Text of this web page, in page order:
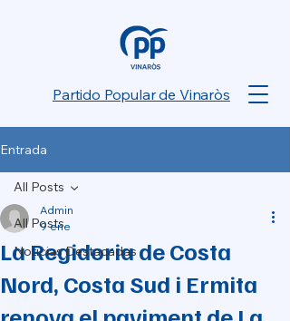
Partido Popular de Vinaròs
Entrada
All Posts
Noticias Destacadas
All Posts
La Regidoria de Costa
Nord, Costa Sud i Ermita
Admin
9 ene